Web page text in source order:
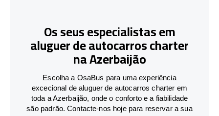
Os seus especialistas em
aluguer de autocarros charter
na Azerbaijão
Escolha a OsaBus para uma experiência
excecional de aluguer de autocarros charter em
toda a Azerbaijão, onde o conforto e a fiabilidade
são padrão. Contacte-nos hoje para reservar a sua